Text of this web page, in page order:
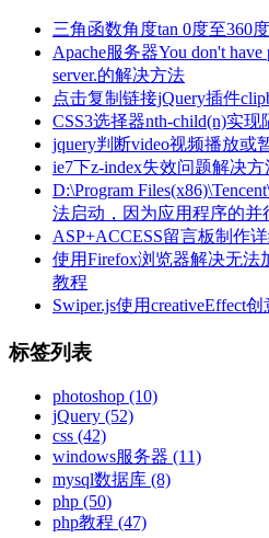
三角函数角度tan 0度至360
Apache服务器You don't have
server.的解决方法
点击复制链接jQuery插件
CSS3选择器nth-child(n)实
jquery判断video视频播放或
ie7下z-index失效问题解决
D:\Program
法启动，因为应用程序的并
ASP+ACCESS留言板制作
使用Firefox浏览器解决无法
教程
Swiper.js使用creativeEffect
标签列表
photoshop (10)
jQuery (52)
css (42)
windows服务器 (11)
mysql数据库 (8)
php (50)
php教程 (47)